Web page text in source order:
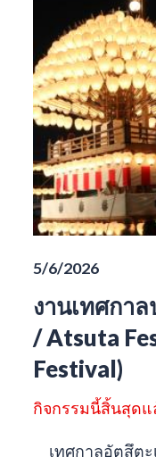
5/6/2026
งานเทศกา
/ Atsuta
Festival)
กิจกรรมนี้สิ้นสุดแ
เทศกาลอัตสึต